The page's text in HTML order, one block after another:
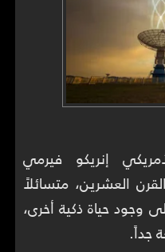
إنريكو فيرمي
العشرين، متسائلاً
وجود حياة ذكية أخرى،
جداً.